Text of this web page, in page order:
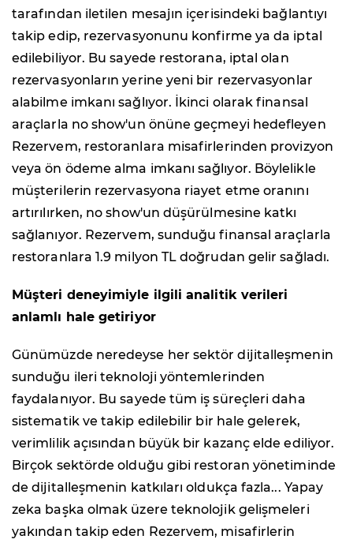
tarafından iletilen mesajın içerisindeki bağlantıyı
takip edip, rezervasyonunu konfirme ya da iptal
edilebiliyor. Bu sayede restorana, iptal olan
rezervasyonların yerine yeni bir rezervasyonlar
alabilme imkanı sağlıyor. İkinci olarak finansal
araçlarla no show'un önüne geçmeyi hedefleyen
Rezervem, restoranlara misafirlerinden provizyon
veya ön ödeme alma imkanı sağlıyor. Böylelikle
müşterilerin rezervasyona riayet etme oranını
artırılırken, no show'un düşürülmesine katkı
sağlanıyor. Rezervem, sunduğu finansal araçlarla
restoranlara 1.9 milyon TL doğrudan gelir sağladı.
Müşteri deneyimiyle ilgili analitik verileri
anlamlı hale getiriyor
Günümüzde neredeyse her sektör dijitalleşmenin
sunduğu ileri teknoloji yöntemlerinden
faydalanıyor. Bu sayede tüm iş süreçleri daha
sistematik ve takip edilebilir bir hale gelerek,
verimlilik açısından büyük bir kazanç elde ediliyor.
Birçok sektörde olduğu gibi restoran yönetiminde
de dijitalleşmenin katkıları oldukça fazla... Yapay
zeka başka olmak üzere teknolojik gelişmeleri
yakından takip eden Rezervem, misafirlerin